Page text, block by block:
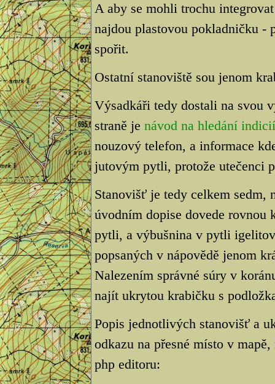
A aby se mohli trochu
najdou plastovou pokladničku -
spořit.
Ostatní stanoviště sou jenom
Výsadkáři tedy dostali na svou
straně je návod na hledání indicií
nouzový telefon, a informace
jutovým pytli, protože utečenci
Stanovišť je tedy celkem sedm,
úvodním dopise dovede
pytli, a výbušnina v pytli
popsaných v nápovědě jenom
Nalezením správné súry v
najít ukrytou krabičku s
Popis jednotlivých stanovišť a
odkazu na přesné místo v
php editoru: